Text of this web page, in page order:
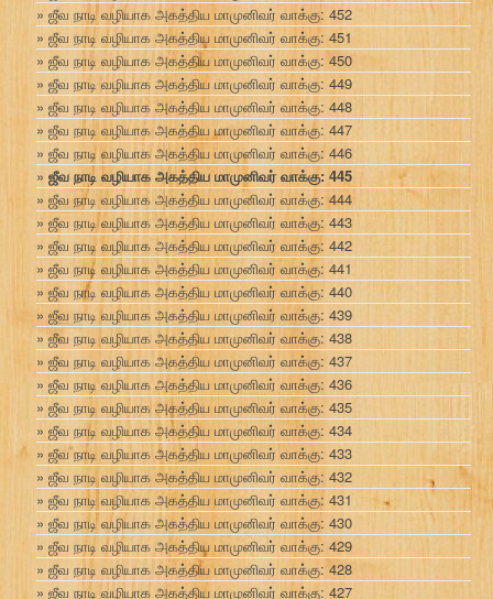
ஜீவ நாடி வழியாக அகத்திய மாமுனிவர் வாக்கு: 452
ஜீவ நாடி வழியாக அகத்திய மாமுனிவர் வாக்கு: 451
ஜீவ நாடி வழியாக அகத்திய மாமுனிவர் வாக்கு: 450
ஜீவ நாடி வழியாக அகத்திய மாமுனிவர் வாக்கு: 449
ஜீவ நாடி வழியாக அகத்திய மாமுனிவர் வாக்கு: 448
ஜீவ நாடி வழியாக அகத்திய மாமுனிவர் வாக்கு: 447
ஜீவ நாடி வழியாக அகத்திய மாமுனிவர் வாக்கு: 446
ஜீவ நாடி வழியாக அகத்திய மாமுனிவர் வாக்கு: 445
ஜீவ நாடி வழியாக அகத்திய மாமுனிவர் வாக்கு: 444
ஜீவ நாடி வழியாக அகத்திய மாமுனிவர் வாக்கு: 443
ஜீவ நாடி வழியாக அகத்திய மாமுனிவர் வாக்கு: 442
ஜீவ நாடி வழியாக அகத்திய மாமுனிவர் வாக்கு: 441
ஜீவ நாடி வழியாக அகத்திய மாமுனிவர் வாக்கு: 440
ஜீவ நாடி வழியாக அகத்திய மாமுனிவர் வாக்கு: 439
ஜீவ நாடி வழியாக அகத்திய மாமுனிவர் வாக்கு: 438
ஜீவ நாடி வழியாக அகத்திய மாமுனிவர் வாக்கு: 437
ஜீவ நாடி வழியாக அகத்திய மாமுனிவர் வாக்கு: 436
ஜீவ நாடி வழியாக அகத்திய மாமுனிவர் வாக்கு: 435
ஜீவ நாடி வழியாக அகத்திய மாமுனிவர் வாக்கு: 434
ஜீவ நாடி வழியாக அகத்திய மாமுனிவர் வாக்கு: 433
ஜீவ நாடி வழியாக அகத்திய மாமுனிவர் வாக்கு: 432
ஜீவ நாடி வழியாக அகத்திய மாமுனிவர் வாக்கு: 431
ஜீவ நாடி வழியாக அகத்திய மாமுனிவர் வாக்கு: 430
ஜீவ நாடி வழியாக அகத்திய மாமுனிவர் வாக்கு: 429
ஜீவ நாடி வழியாக அகத்திய மாமுனிவர் வாக்கு: 428
ஜீவ நாடி வழியாக அகத்திய மாமுனிவர் வாக்கு: 427